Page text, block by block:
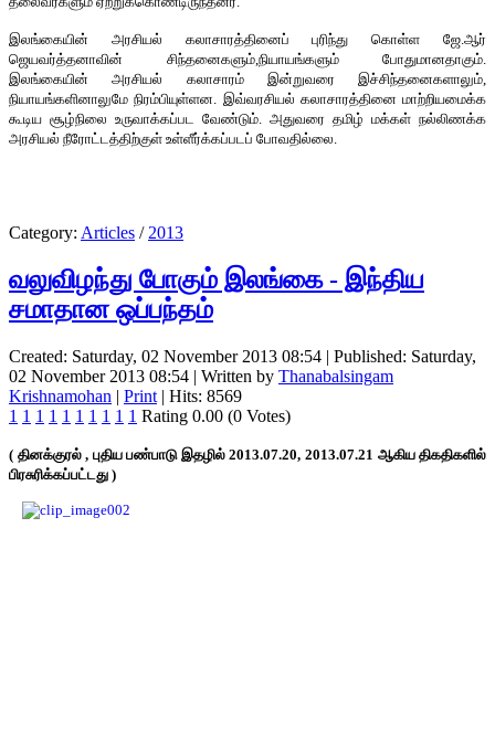
இலங்கையின் அரசியல் கலாசாரத்தினைப் புரிந்து கொள்ள ஜே.ஆர்
ஜெயவர்த்தனாவின் சிந்தனைகளும்,நியாயங்களும் போதுமானதாகும்.
இலங்கையின் அரசியல் கலாசாரம் இன்றுவரை இச்சிந்தனைகளாலும்,
நியாயங்களினாலுமே நிரம்பியுள்ளன. இவ்வரசியல் கலாசாரத்தினை மாற்றியமைக்க
கூடிய சூழ்நிலை உருவாக்கப்பட வேண்டும். அதுவரை தமிழ் மக்கள் நல்லிணக்க
அரசியல் நீரோட்டத்திற்குள் உள்ளீர்க்கப்படப் போவதில்லை.
Category: Articles / 2013
வலுவிழந்து போகும் இலங்கை - இந்திய
சமாதான ஒப்பந்தம்
Created: Saturday, 02 November 2013 08:54 | Published: Saturday,
02 November 2013 08:54 | Written by Thanabalsingam
Krishnamohan | Print | Hits: 8569
1 1 1 1 1 1 1 1 1 1 Rating 0.00 (0 Votes)
( தினக்குரல் , புதிய பண்பாடு இதழில் 2013.07.20, 2013.07.21 ஆகிய திகதிகளில்
பிரசுரிக்கப்பட்டது )